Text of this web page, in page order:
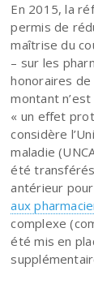
En 2015, la
permis de
maîtrise du
– sur les
honoraires
montant
« un effet
considère
maladie
été
antérieur
aux
complexe
été mis en